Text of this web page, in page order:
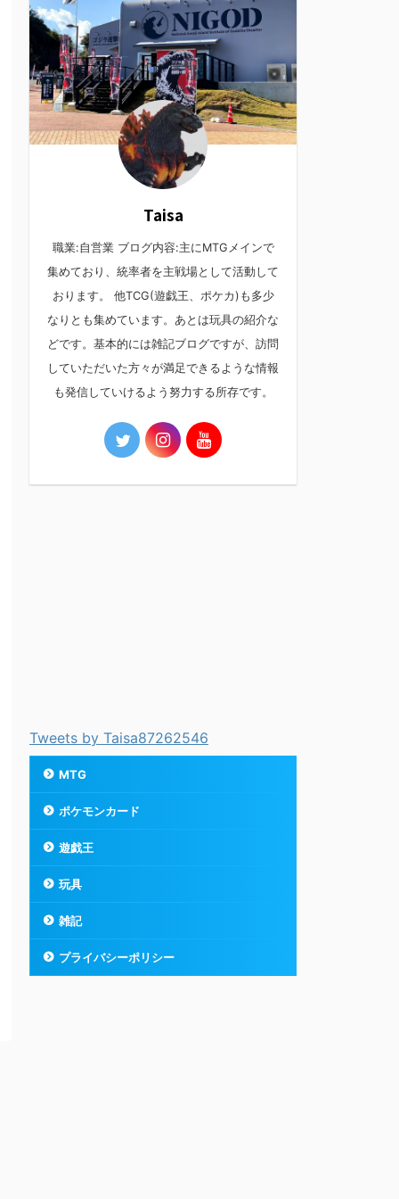
Taisa
職業:自営業 ブログ内容:主にMTGメインで
集めており、統率者を主戦場として活動して
おります。 他TCG(遊戯王、ポケカ)も多少
なりとも集めています。あとは玩具の紹介な
どです。基本的には雑記ブログですが、訪問
していただいた方々が満足できるような情報
も発信していけるよう努力する所存です。
Tweets by Taisa87262546
MTG
ポケモンカード
遊戯王
玩具
雑記
プライバシーポリシー